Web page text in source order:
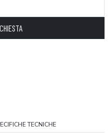
TECNICHE